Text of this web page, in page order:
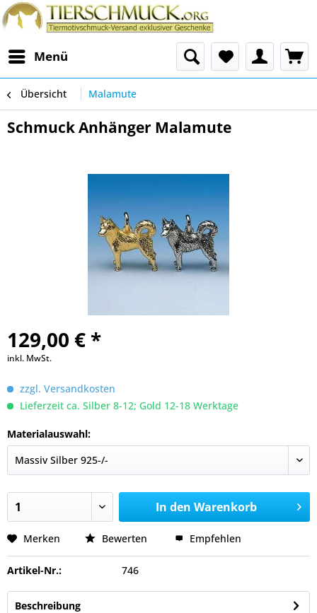
Menü
Übersicht Malamute
Schmuck Anhänger Malamute
129,00 € *
inkl. MwSt.
zzgl. Versandkosten
Lieferzeit ca. Silber 8-12; Gold 12-18 Werktage
Materialauswahl:
In den Warenkorb
Merken Bewerten Empfehlen
Artikel-Nr.: 746
Beschreibung